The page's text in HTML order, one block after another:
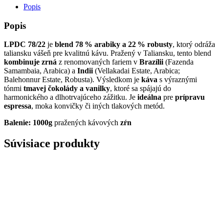
Popis
Popis
LPDC 78/22 je blend 78 % arabiky a 22 % robusty, ktorý odráža
taliansku vášeň pre kvalitnú kávu. Pražený v Taliansku, tento blend
kombinuje zrná z renomovaných fariem v Brazílii (Fazenda
Samambaia, Arabica) a Indii (Vellakadai Estate, Arabica;
Balehonnur Estate, Robusta). Výsledkom je káva s výraznými
tónmi tmavej čokolády a vanilky, ktoré sa spájajú do
harmonického a dlhotrvajúceho zážitku. Je ideálna pre prípravu
espressa, moka konvičky či iných tlakových metód.
Balenie: 1000g pražených kávových zŕn
Súvisiace produkty